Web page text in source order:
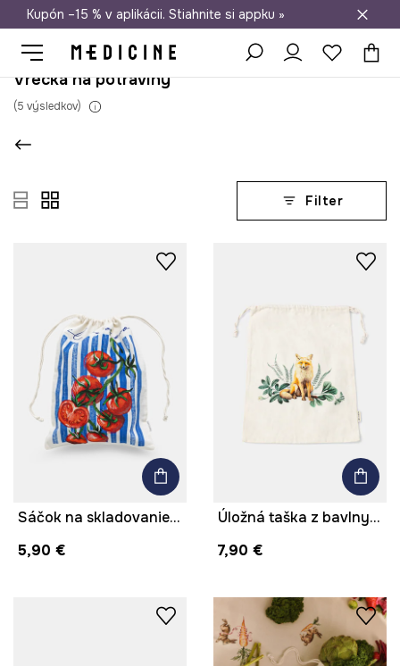
Doprava zadarmo od 50 €
Kupón –15 % v aplikácii. Stiahnite si appku »
Vrecká na potraviny
(5 výsledkov)
Filter
Sáčok na skladovanie s ľanom
5,90 €
Úložná taška z bavlny s potlačou 30 x 40 cm
7,90 €